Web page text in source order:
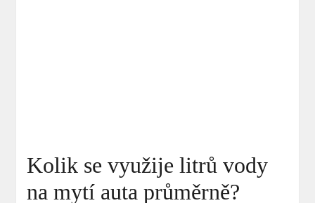
Kolik se využije litrů vody
na mytí auta průměrně?